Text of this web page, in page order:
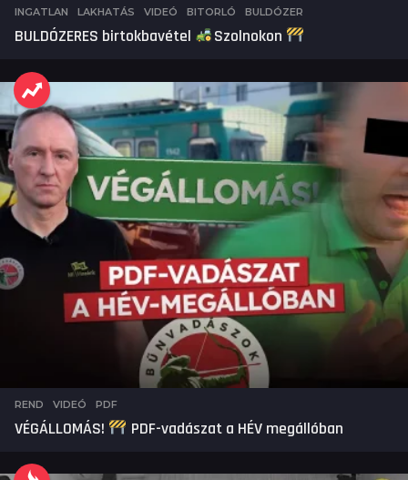
INGATLAN ,LAKHATÁS ,VIDEÓ BITORLÓ ,BULDÓZER
BULDÓZERES birtokbavétel Szolnokon
REND ,VIDEÓ PDF
VÉGÁLLOMÁS! PDF-vadászat a HÉV megállóban